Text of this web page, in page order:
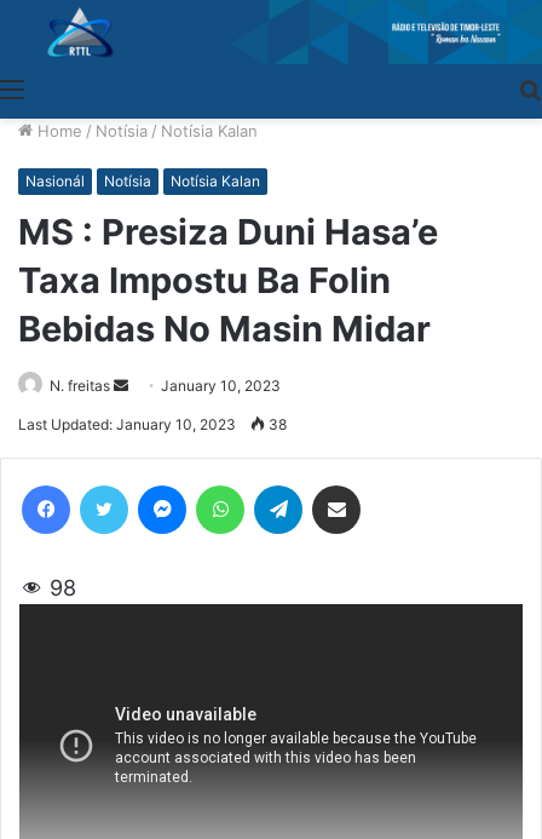
Home / Notísia / Notísia Kalan
Nasionál Notísia Notísia Kalan
MS : Presiza Duni Hasa’e
Taxa Impostu Ba Folin
Bebidas No Masin Midar
N. freitas
SendJanuary 10, 2023
Last Updated: January 10, 2023 38
98